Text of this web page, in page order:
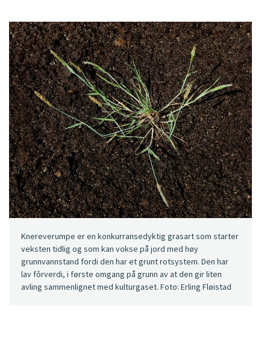
Knereverumpe er en konkurransedyktig grasart som starter
veksten tidlig og som kan vokse på jord med høy
grunnvannstand fordi den har et grunt rotsystem. Den har
lav fôrverdi, i første omgang på grunn av at den gir liten
avling sammenlignet med kulturgaset. Foto: Erling Fløistad